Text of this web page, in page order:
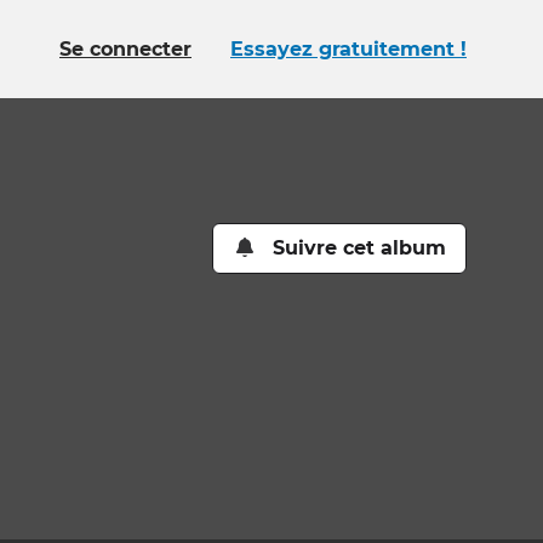
Se connecter Essayez gratuitement !
Suivre cet album